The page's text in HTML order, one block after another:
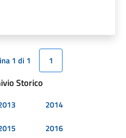
1 di 1 1
Storico
2014
2016